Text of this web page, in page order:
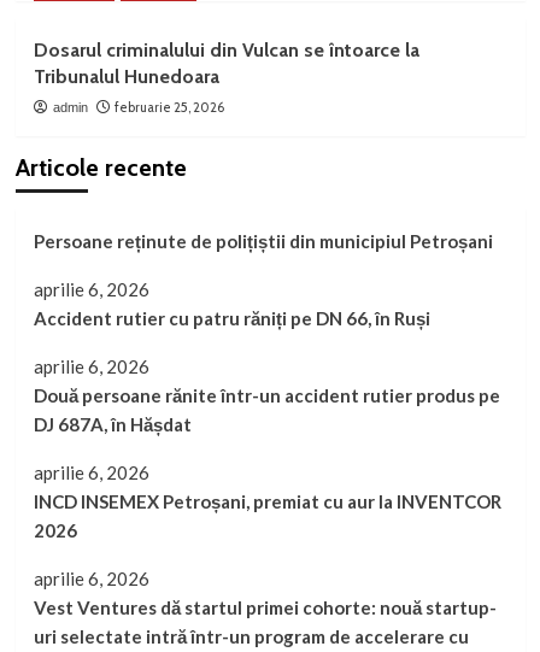
Dosarul criminalului din Vulcan se întoarce la
Tribunalul Hunedoara
admin februarie 25, 2026
Articole recente
Persoane reținute de polițiștii din municipiul Petroșani
aprilie 6, 2026
Accident rutier cu patru răniți pe DN 66, în Ruși
aprilie 6, 2026
Două persoane rănite într-un accident rutier produs pe
DJ 687A, în Hășdat
aprilie 6, 2026
INCD INSEMEX Petroșani, premiat cu aur la INVENTCOR
2026
aprilie 6, 2026
Vest Ventures dă startul primei cohorte: nouă startup-
uri selectate intră într-un program de accelerare cu